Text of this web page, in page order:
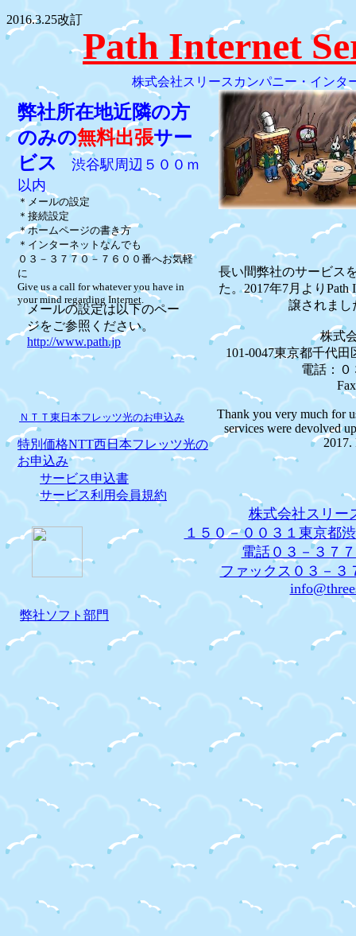
Path Internet
株式会社スリー
１５０－００３１東京都
電話０３－３７
ファックス０３－３
株式会社スリースカンパニー・インタ
サービス申込書
サービス利用会員規約
特別価格NTT西日本フレッツ光の
お申込み
ＮＴＴ東日本フレッツ光のお申込み
弊社ソフト部門
2016.3.25改訂
メールの設定は以下のペー
ジをご参照ください。
http://www.path.jp
弊社所在地近隣の方
のみの無料出張サー
ビス
渋谷駅周辺５００ｍ
以内
＊メールの設定
＊接続設定
＊ホームページの書き方
＊インターネットなんでも
０３－３７７０－７６００番へお気軽
に
Give us a call for whatever you have in
your mind regarding Internet.
長い間弊社のサービス
た。2017年7月よりPath
譲されまし
株式
101-0047東京都千代
電話：０
Thank you very much for
services were devolved
2017.